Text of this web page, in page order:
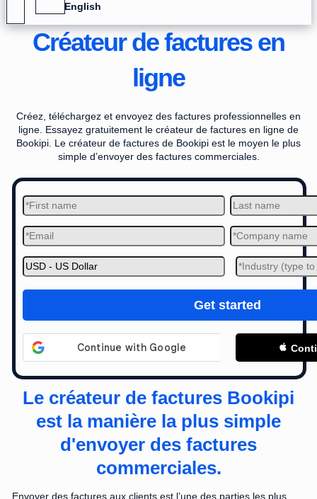
English
Créateur de factures en
ligne
Créez, téléchargez et envoyez des factures professionnelles en
ligne. Essayez gratuitement le créateur de factures en ligne de
Bookipi. Le créateur de factures de Bookipi est le moyen le plus
simple d’envoyer des factures commerciales.
Get started
Le créateur de factures Bookipi
est la manière la plus simple
d'envoyer des factures
commerciales.
Envoyer des factures aux clients est l’une des parties les plus